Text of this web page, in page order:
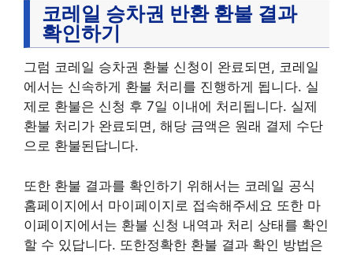
코레일 승차권 반환 환불 결과
확인하기
그럼 코레일 승차권 환불 신청이 완료되면, 코레일
에서는 신속하게 환불 처리를 진행하게 됩니다. 실
제로 환불은 신청 후 7일 이내에 처리됩니다. 실제
환불 처리가 완료되면, 해당 금액은 원래 결제 수단
으로 환불된답니다.
또한 환불 결과를 확인하기 위해서는 코레일 공식
홈페이지에서 마이페이지로 접속해주세요 또한 마
이페이지에서는 환불 신청 내역과 처리 상태를 확인
할 수 있답니다. 또한정확한 환불 결과 확인 방법은